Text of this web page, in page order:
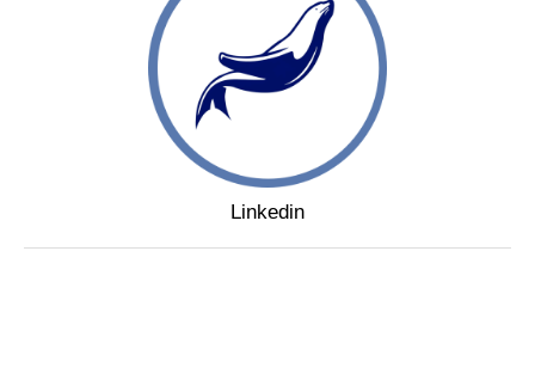
Linkedin